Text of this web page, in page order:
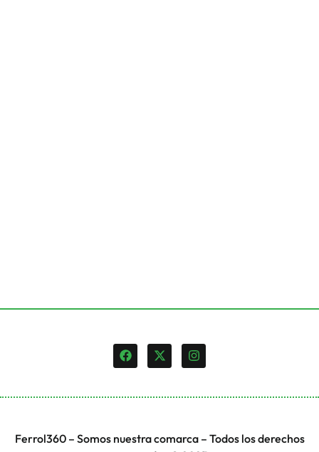
Ferrol360 – Somos nuestra comarca – Todos los derechos